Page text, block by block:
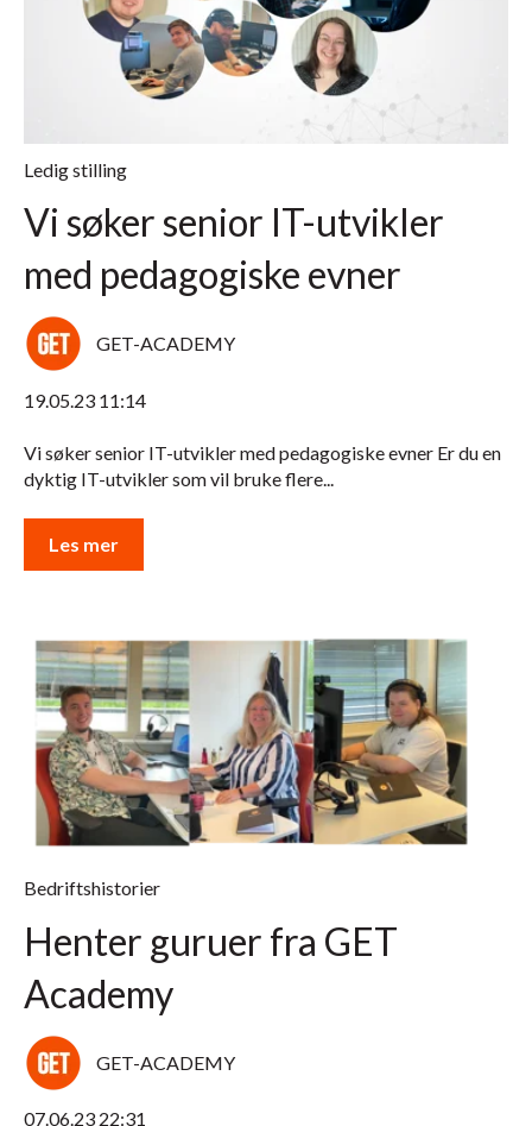
Ledig stilling
Vi søker senior IT-utvikler
med pedagogiske evner
GET-ACADEMY
19.05.23 11:14
Vi søker senior IT-utvikler med pedagogiske evner Er du en
dyktig IT-utvikler som vil bruke flere...
Les mer
Bedriftshistorier
Henter guruer fra GET
Academy
GET-ACADEMY
07.06.23 22:31